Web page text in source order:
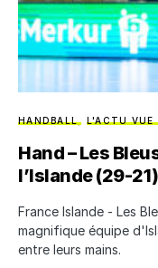
HANDBALL L'ACTU VUE
Hand – Les
l’Islande (29-21)
France Islande - Les
magnifique équipe
entre leurs mains.